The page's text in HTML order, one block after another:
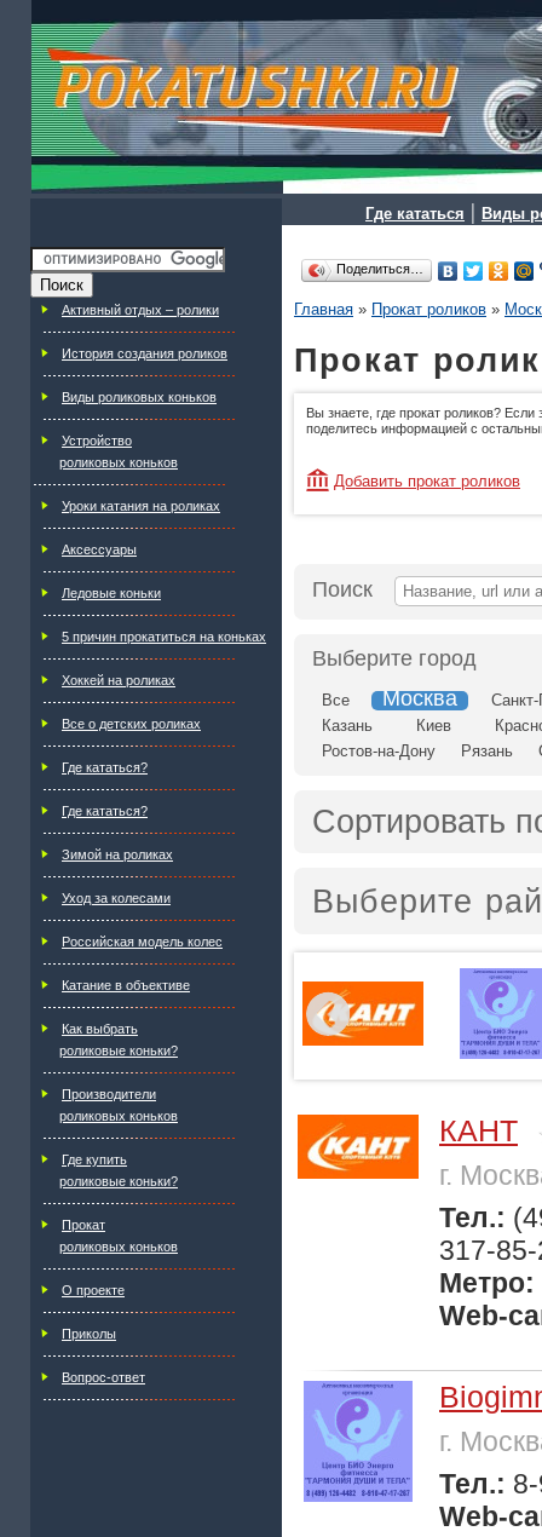
Где кататься | Виды
Активный отдых – ролики
История создания роликов
Виды роликовых коньков
Устройство
роликовых коньков
Уроки катания на роликах
Аксессуары
Ледовые коньки
5 причин прокатиться на коньках
Хоккей на роликах
Все о детских роликах
Где кататься?
Где кататься?
Зимой на роликах
Уход за колесами
Российская модель колес
Катание в объективе
Как выбрать
роликовые коньки?
Производители
роликовых коньков
Где купить
роликовые коньки?
Прокат
роликовых коньков
О проекте
Приколы
Вопрос-ответ
Поделиться…
Главная » Прокат роликов »
Прокат
Вы знаете, где прокат роликов? Если
поделитесь информацией с
Добавить прокат роликов
Поиск
Выберите город
Все Москва
Санкт-
Казань
Киев
Ростов-на-Дону
Рязань
Сортировать
Выберите
КАНТ
г.
Тел.:
317-
Метро:
Web-
г.
Тел.:
Web-